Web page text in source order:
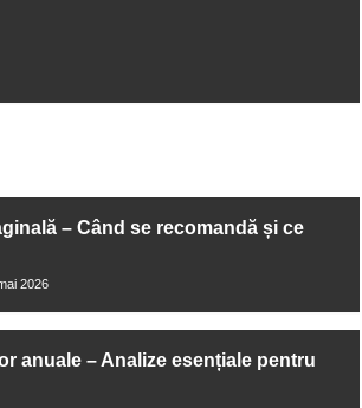
Foursquare Spiced – Rom-ul condimentat
– Când se recomandă și ce
2026
anuale – Analize esențiale pentru